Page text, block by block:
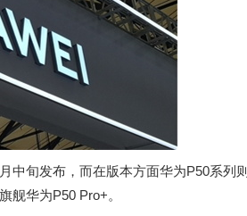
旬发布，而在版本方面华为P50系列则
舰华为P50 Pro+。